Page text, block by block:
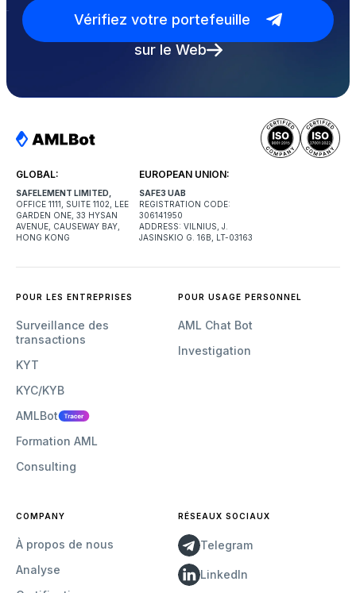
Vérifiez votre portefeuille
sur le Web
GLOBAL:
SAFELEMENT LIMITED,
OFFICE 1111, SUITE 1102, LEE
GARDEN ONE, 33 HYSAN
AVENUE, CAUSEWAY BAY,
HONG KONG
EUROPEAN UNION:
SAFE3 UAB
REGISTRATION CODE:
306141950
ADDRESS: VILNIUS, J.
JASINSKIO G. 16B, LT-03163
POUR LES ENTREPRISES
Surveillance des
transactions
KYT
KYC/KYB
AMLBot
Formation AML
Consulting
POUR USAGE PERSONNEL
AML Chat Bot
Investigation
COMPANY
À propos de nous
Analyse
RÉSEAUX SOCIAUX
Telegram
LinkedIn